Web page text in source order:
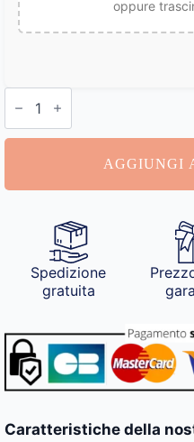
oppure
Collana
con
Defunto
AGGIUNGI
Spedizione
gratuita
Caratteristiche della